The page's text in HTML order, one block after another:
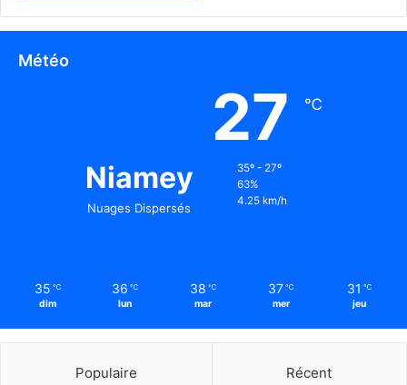
Météo
Niamey
Nuages Dispersés
27 ℃
35º - 27º
63%
4.25 km/h
35 ℃
dim
36 ℃
lun
38 ℃
mar
37 ℃
mer
31 ℃
jeu
Populaire Récent